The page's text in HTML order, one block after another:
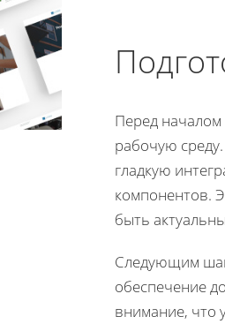
Перед
рабочую
гладкую
компонентов.
быть
Следующим
обеспечение
внимание, что